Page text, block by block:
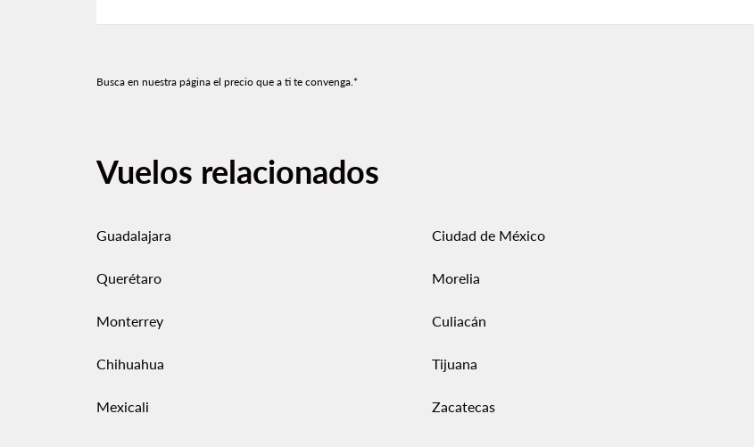
Busca en nuestra página el precio que a ti te convenga.*
Vuelos relacionados
Guadalajara Ciudad de México
Querétaro Morelia
Monterrey Culiacán
Chihuahua Tijuana
Mexicali Zacatecas